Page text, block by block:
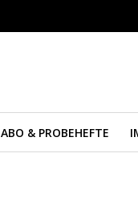
ABO & PROBEHEFTE